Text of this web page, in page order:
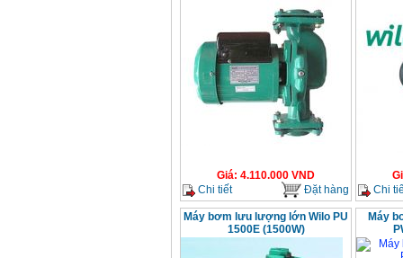
Giá: 4.110.000 VND
Chi tiết
Đặt hàng
Chi
Máy bơm lưu lượng lớn Wilo PU
1500E (1500W)
Máy